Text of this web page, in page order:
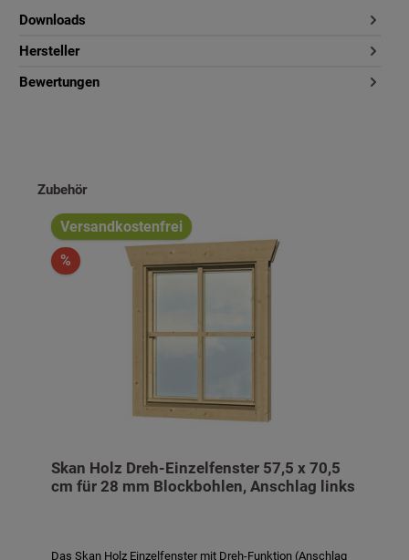
Downloads
Hersteller
Bewertungen
Produktgalerie überspringen
Zubehör
Versandkostenfrei
%
Skan Holz Dreh-Einzelfenster 57,5 x 70,5
cm für 28 mm Blockbohlen, Anschlag links
Das Skan Holz Einzelfenster mit Dreh-Funktion (Anschlag